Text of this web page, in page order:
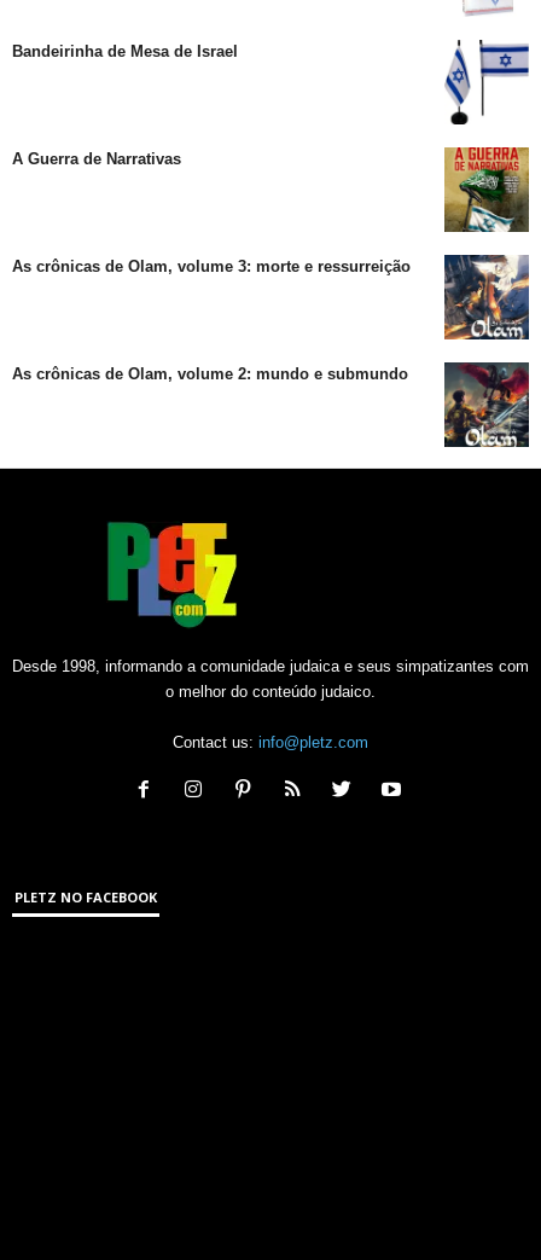
Bandeirinha de Mesa de Israel
A Guerra de Narrativas
As crônicas de Olam, volume 3: morte e ressurreição
As crônicas de Olam, volume 2: mundo e submundo
Desde 1998, informando a comunidade judaica e seus simpatizantes com
o melhor do conteúdo judaico.
Contact us: info@pletz.com
PLETZ NO FACEBOOK